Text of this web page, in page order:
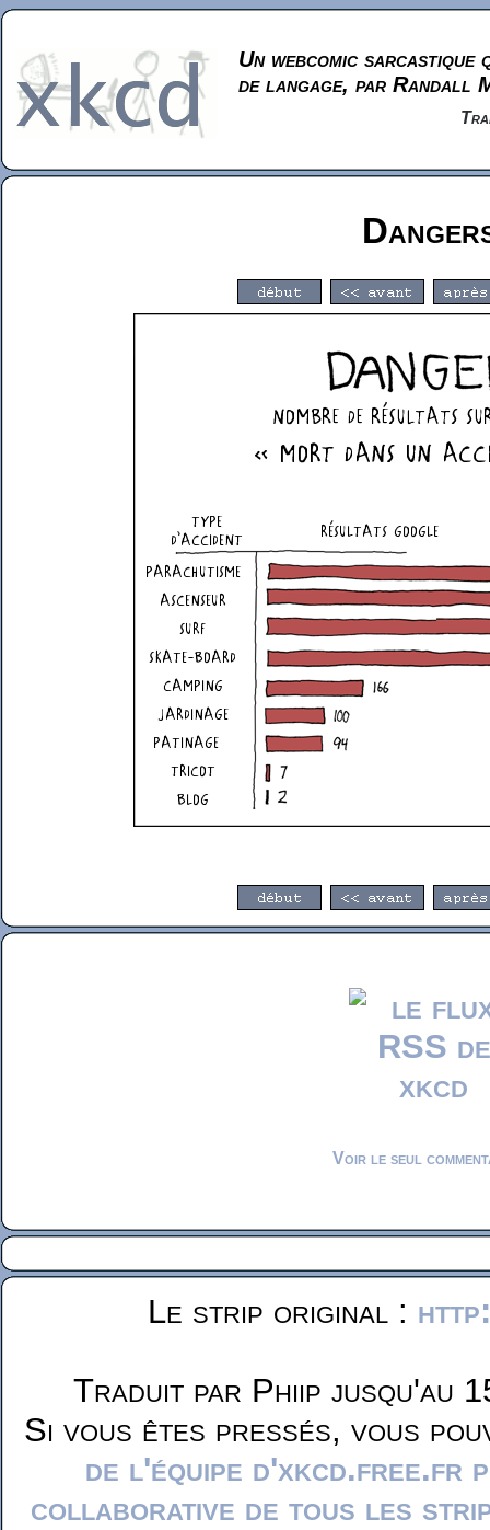
Un webcomic sarcastique
de langage, par Randall
Voir le seul
Le strip original :
Traduit par Phiip jusqu'au
Si vous êtes pressés, vous
de l'équipe d'xkcd.free.fr
collaborative de tous les